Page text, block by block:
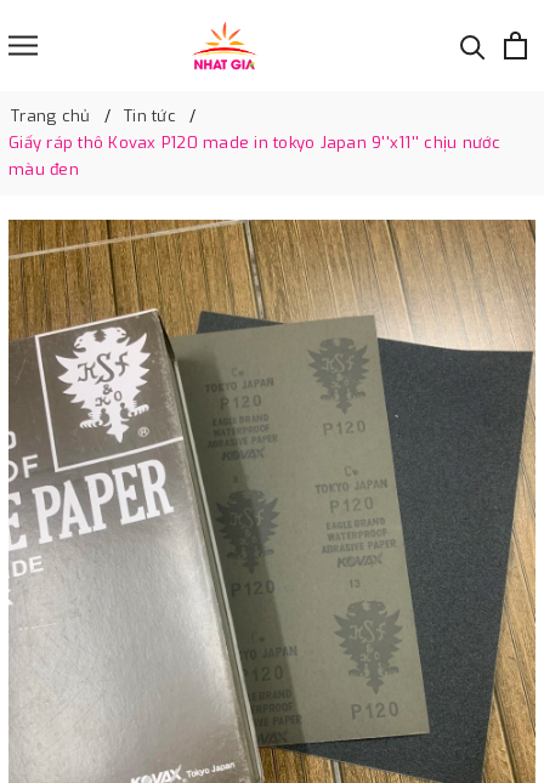
Trang chủ
Tin tức
Giấy ráp thô Kovax P120 made in tokyo Japan 9''x11'' chịu nước
màu đen